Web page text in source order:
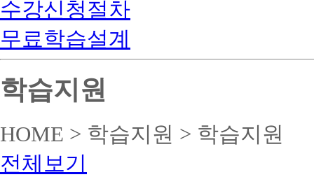
수강신청절차
무료학습설계
학습지원
HOME > 학습지원 > 학습지원
전체보기